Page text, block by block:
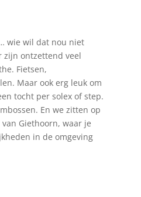
wie wil dat nou niet
zijn ontzettend veel
Fietsen,
Maar ook erg leuk om
tocht per solex of step.
En we zitten op
Giethoorn, waar je
in de omgeving